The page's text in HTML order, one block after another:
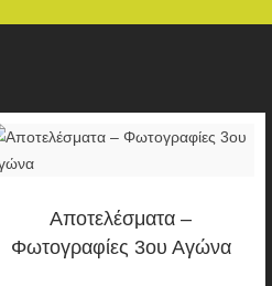
Αποτελέσματα –
Φωτογραφίες 3ου Αγώνα